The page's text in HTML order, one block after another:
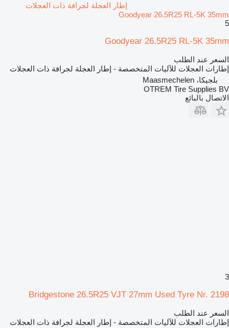
إطار العجلة لجرافة ذات العجلات
Goodyear 26.5R25 RL-5K 35mm
5
Goodyear 26.5R25 RL-5K 35mm
السعر عند الطلب
إطارات العجلات للآليات المتخصصة - إطار العجلة لجرافة ذات العجلات
بلجيكا، Maasmechelen
OTREM Tire Supplies BV
الاتصال بالبائع
3
Bridgestone 26.5R25 VJT 27mm Used Tyre Nr. 2198
السعر عند الطلب
إطارات العجلات للآليات المتخصصة - إطار العجلة لجرافة ذات العجلات